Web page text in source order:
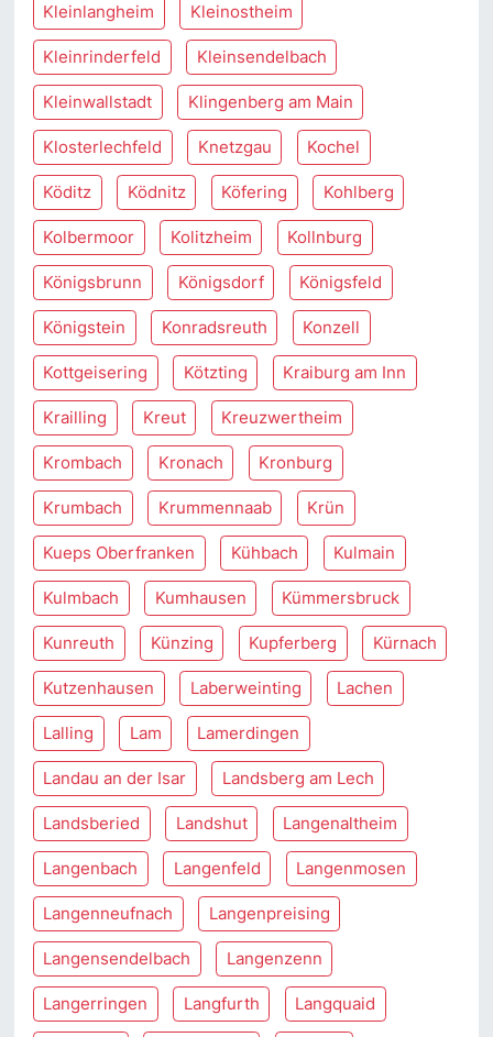
Kleinlangheim Kleinostheim
Kleinrinderfeld Kleinsendelbach
Kleinwallstadt Klingenberg am Main
Klosterlechfeld Knetzgau Kochel
Köditz Ködnitz Köfering Kohlberg
Kolbermoor Kolitzheim Kollnburg
Königsbrunn Königsdorf Königsfeld
Königstein Konradsreuth Konzell
Kottgeisering Kötzting Kraiburg am Inn
Krailling Kreut Kreuzwertheim
Krombach Kronach Kronburg
Krumbach Krummennaab Krün
Kueps Oberfranken Kühbach Kulmain
Kulmbach Kumhausen Kümmersbruck
Kunreuth Künzing Kupferberg Kürnach
Kutzenhausen Laberweinting Lachen
Lalling Lam Lamerdingen
Landau an der Isar Landsberg am Lech
Landsberied Landshut Langenaltheim
Langenbach Langenfeld Langenmosen
Langenneufnach Langenpreising
Langensendelbach Langenzenn
Langerringen Langfurth Langquaid